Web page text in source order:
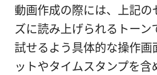
動画作成の際には、上記の
ズに読み上げられるトーン
試せるよう具体的な操作画
ットやタイムスタンプを含